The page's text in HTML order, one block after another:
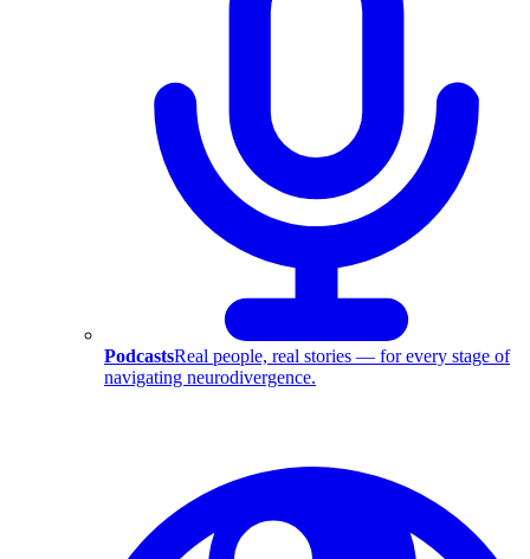
PodcastsReal people, real stories — for every stage of
navigating neurodivergence.